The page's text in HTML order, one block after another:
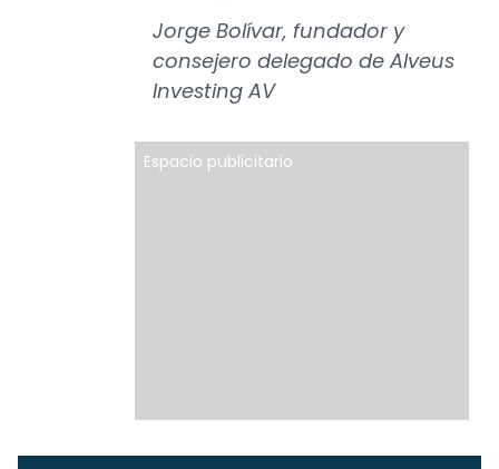
Jorge Bolívar, fundador y
consejero delegado de Alveus
Investing AV
Espacio publicitario